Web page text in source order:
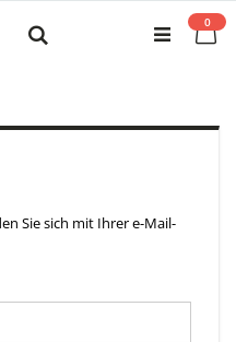
0
Sie sich mit Ihrer e-Mail-